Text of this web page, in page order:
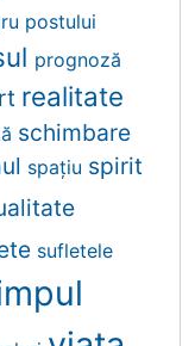
postului
prognoză
realitate
schimbare
spațiu spirit
sufletele